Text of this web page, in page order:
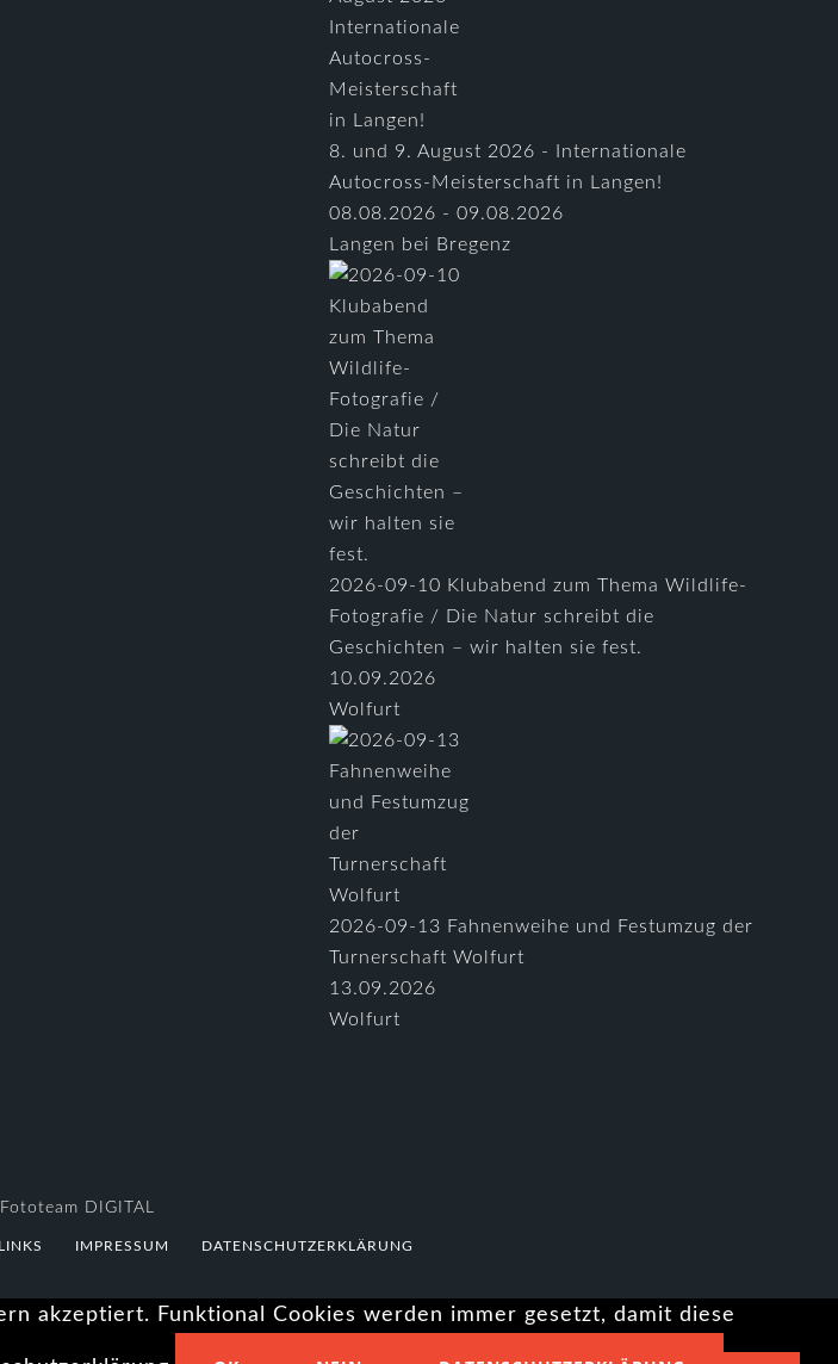
8. und 9. August 2026 - Internationale
Autocross-Meisterschaft in Langen!
08.08.2026 - 09.08.2026
Langen bei Bregenz
2026-09-10 Klubabend zum Thema Wildlife-
Fotografie / Die Natur schreibt die
Geschichten – wir halten sie fest.
10.09.2026
Wolfurt
2026-09-13 Fahnenweihe und Festumzug der
Turnerschaft Wolfurt
13.09.2026
Wolfurt
Fototeam DIGITAL
LINKS IMPRESSUM DATENSCHUTZERKLÄRUNG
akzeptiert. Funktional Cookies werden immer gesetzt, damit diese